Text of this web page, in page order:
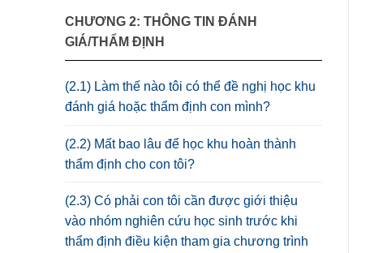
CHƯƠNG 2: THÔNG TIN ĐÁNH
GIÁ/THẨM ĐỊNH
(2.1) Làm thế nào tôi có thể đề nghị học khu
đánh giá hoặc thẩm định con mình?
(2.2) Mất bao lâu để học khu hoàn thành
thẩm định cho con tôi?
(2.3) Có phải con tôi cần được giới thiệu
vào nhóm nghiên cứu học sinh trước khi
thẩm định điều kiện tham gia chương trình